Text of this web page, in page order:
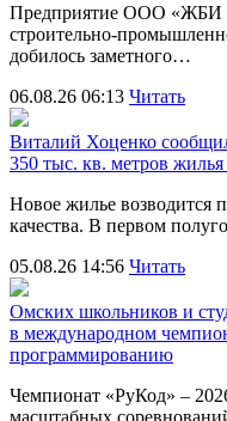
Предприятие ООО «ЖБИ
добилось заметного…
06.08.26 06:13 Читать
Виталий Хоценко
350 тыс. кв. метров
Новое жилье возводится
качества. В первом
05.08.26 14:56 Читать
Омских школьников и
в международном
программированию
Чемпионат «РуКод» –
масштабных